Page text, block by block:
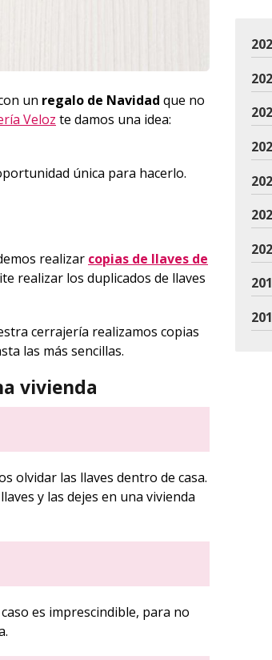
un regalo de Navidad que no
Veloz te damos una idea:
única para hacerlo.
realizar copias de llaves de
realizar los duplicados de llaves
cerrajería realizamos copias
las más sencillas.
vivienda
olvidar las llaves dentro de casa.
y las dejes en una vivienda
es imprescindible, para no